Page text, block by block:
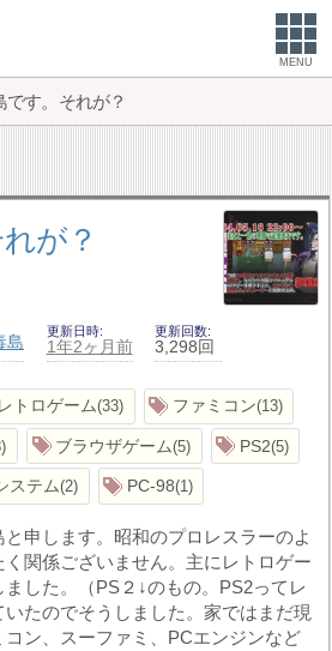
MENU
です。それが？
が？
島
更新日時
1年2ヶ月前
更新回数
3,298回
レトロゲーム 33 ファミコン 13
ブラウザゲーム 5 PS2 5
ステム 2 PC-98 1
申します。昭和のプロレスラーのよ
関係ございません。主にレトロゲー
した。（PS２↓のもの。PS2ってレ
いたのでそうしました。家ではまだ現
ン、スーファミ、PCエンジンなど